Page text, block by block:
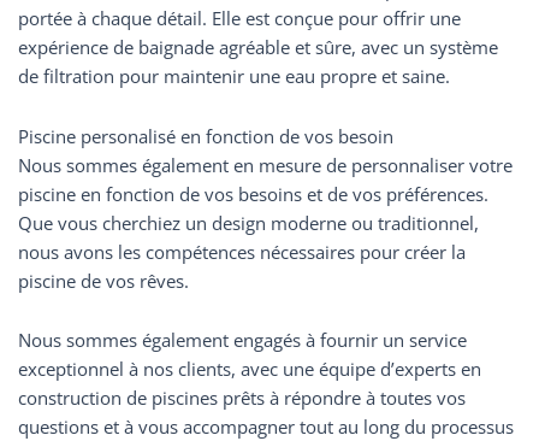
portée à chaque détail. Elle est conçue pour offrir une
expérience de baignade agréable et sûre, avec un système
de filtration pour maintenir une eau propre et saine.
Piscine personalisé en fonction de vos besoin
Nous sommes également en mesure de personnaliser votre
piscine en fonction de vos besoins et de vos préférences.
Que vous cherchiez un design moderne ou traditionnel,
nous avons les compétences nécessaires pour créer la
piscine de vos rêves.
Nous sommes également engagés à fournir un service
exceptionnel à nos clients, avec une équipe d’experts en
construction de piscines prêts à répondre à toutes vos
questions et à vous accompagner tout au long du processus